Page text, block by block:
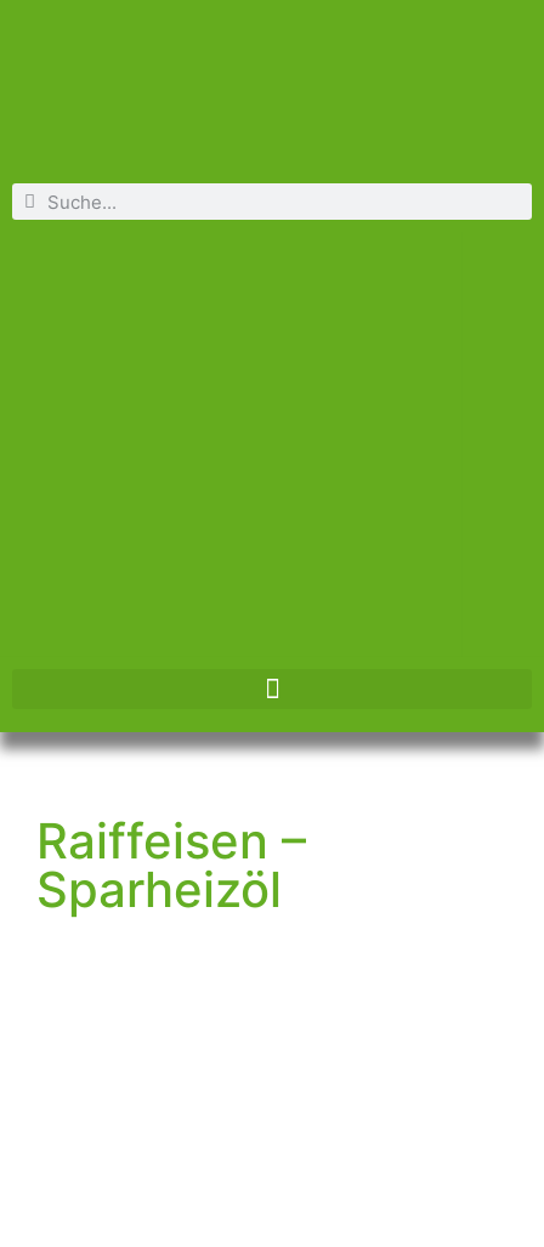
Willkommen!
Bei uns finden Sie eine
Raiffeisen –
Sparheizöl